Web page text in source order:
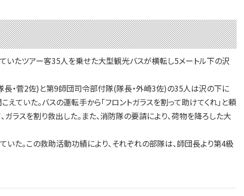
たツアー客35人を乗せた大型観光バスが横転し5メートル下の沢
・菅2佐)と第9師団司令部付隊(隊長・外崎3佐)の35人は沢の下に
ていた。バスの運転手から「フロントガラスを割って助けてくれ」と頼
ラスを割り救出した。また、消防隊の要請により、荷物を降ろした大
た。この救助活動功績により、それぞれの部隊は、師団長より第4級